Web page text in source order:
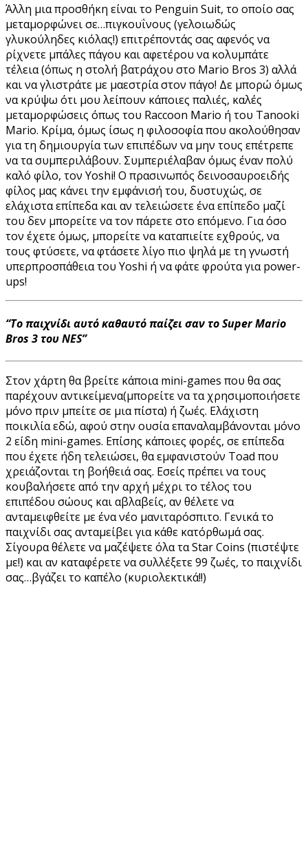
Άλλη μια προσθήκη είναι το Penguin Suit, το οποίο σας
μεταμορφώνει σε…πιγκουΐνους (γελοιωδώς
γλυκούληδες κιόλας!) επιτρέποντάς σας αφενός να
ρίχνετε μπάλες πάγου και αφετέρου να κολυμπάτε
τέλεια (όπως η στολή βατράχου στο Mario Bros 3) αλλά
και να γλιστράτε με μαεστρία στον πάγο! Δε μπορώ όμως
να κρύψω ότι μου λείπουν κάποιες παλιές, καλές
μεταμορφώσεις όπως του Raccoon Mario ή του Tanooki
Mario. Κρίμα, όμως ίσως η φιλοσοφία που ακολούθησαν
για τη δημιουργία των επιπέδων να μην τους επέτρεπε
να τα συμπεριλάβουν. Συμπεριέλαβαν όμως έναν πολύ
καλό φίλο, τον Yoshi! Ο πρασινωπός δεινοσαυροειδής
φίλος μας κάνει την εμφάνισή του, δυστυχώς, σε
ελάχιστα επίπεδα και αν τελειώσετε ένα επίπεδο μαζί
του δεν μπορείτε να τον πάρετε στο επόμενο. Για όσο
τον έχετε όμως, μπορείτε να καταπιείτε εχθρούς, να
τους φτύσετε, να φτάσετε λίγο πιο ψηλά με τη γνωστή
υπερπροσπάθεια του Yoshi ή να φάτε φρούτα για power-
ups!
“Το παιχνίδι αυτό καθαυτό παίζει σαν το Super Mario
Bros 3 του NES”
Στον χάρτη θα βρείτε κάποια mini-games που θα σας
παρέχουν αντικείμενα(μπορείτε να τα χρησιμοποιήσετε
μόνο πριν μπείτε σε μια πίστα) ή ζωές. Ελάχιστη
ποικιλία εδώ, αφού στην ουσία επαναλαμβάνονται μόνο
2 είδη mini-games. Επίσης κάποιες φορές, σε επίπεδα
που έχετε ήδη τελειώσει, θα εμφανιστούν Toad που
χρειάζονται τη βοήθειά σας. Εσείς πρέπει να τους
κουβαλήσετε από την αρχή μέχρι το τέλος του
επιπέδου σώους και αβλαβείς, αν θέλετε να
ανταμειφθείτε με ένα νέο μανιταρόσπιτο. Γενικά το
παιχνίδι σας ανταμείβει για κάθε κατόρθωμά σας.
Σίγουρα θέλετε να μαζέψετε όλα τα Star Coins (πιστέψτε
με!) και αν καταφέρετε να συλλέξετε 99 ζωές, το παιχνίδι
σας…βγάζει το καπέλο (κυριολεκτικά!!)